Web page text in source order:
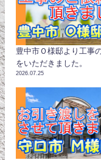
豊中市Ｏ様邸より工事
をいただきました。
2026.07.25